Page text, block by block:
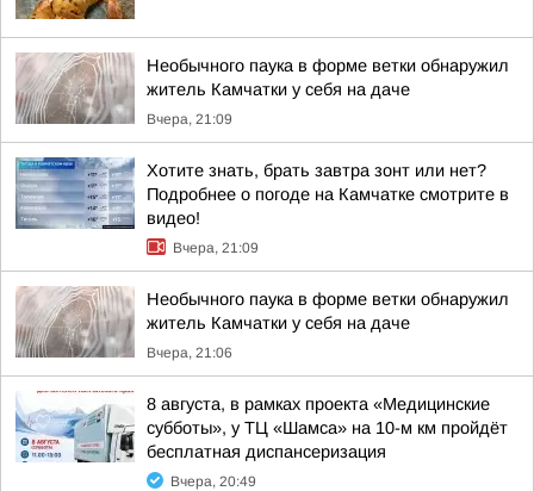
Необычного паука в форме ветки обнаружил
житель Камчатки у себя на даче
Вчера, 21:09
Хотите знать, брать завтра зонт или нет?
Подробнее о погоде на Камчатке смотрите в
видео!
Вчера, 21:09
Необычного паука в форме ветки обнаружил
житель Камчатки у себя на даче
Вчера, 21:06
8 августа, в рамках проекта «Медицинские
субботы», у ТЦ «Шамса» на 10-м км пройдёт
бесплатная диспансеризация
Вчера, 20:49